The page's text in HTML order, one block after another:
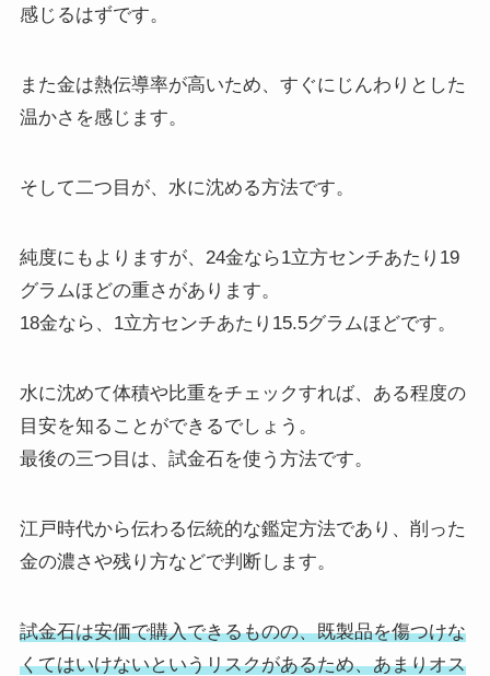
感じるはずです。
また金は熱伝導率が高いため、すぐにじんわりとした
温かさを感じます。
そして二つ目が、水に沈める方法です。
純度にもよりますが、24金なら1立方センチあたり19
グラムほどの重さがあります。
18金なら、1立方センチあたり15.5グラムほどです。
水に沈めて体積や比重をチェックすれば、ある程度の
目安を知ることができるでしょう。
最後の三つ目は、試金石を使う方法です。
江戸時代から伝わる伝統的な鑑定方法であり、削った
金の濃さや残り方などで判断します。
試金石は安価で購入できるものの、既製品を傷つけな
くてはいけないというリスクがあるため、あまりオス